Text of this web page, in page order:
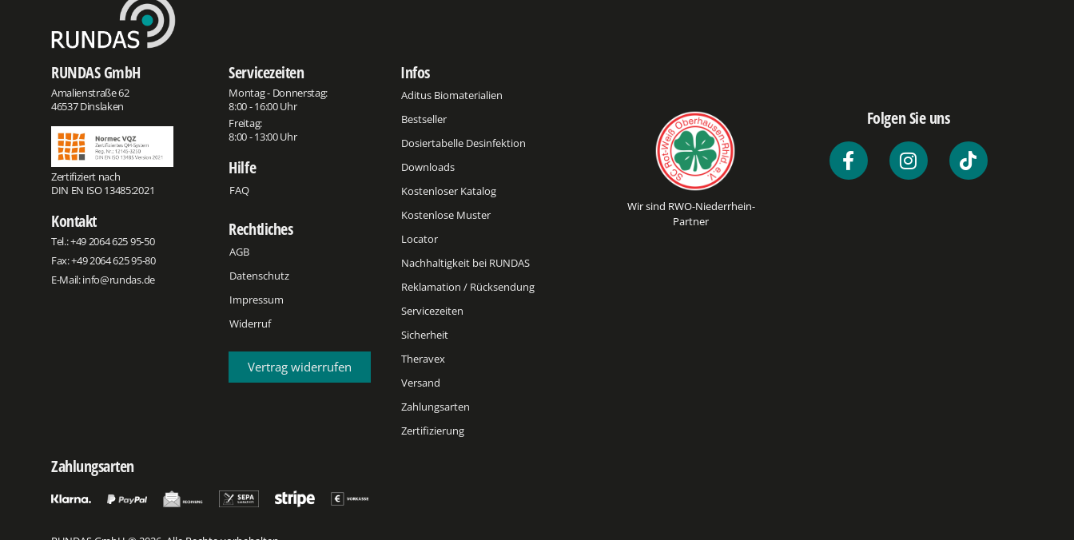
RUNDAS GmbH
Amalienstraße 62
46537 Dinslaken
Zertifiziert nach
DIN EN ISO 13485:2021
Kontakt
Tel.:+49 2064 625 95-50
Fax: +49 2064 625 95-80
E-Mail:info@rundas.de
Servicezeiten
Montag - Donnerstag:
8:00 - 16:00 Uhr
Freitag:
8:00 - 13:00 Uhr
Hilfe
FAQ
Rechtliches
AGB
Datenschutz
Impressum
Widerruf
Vertrag widerrufen
Infos
Aditus Biomaterialien
Bestseller
Dosiertabelle Desinfektion
Downloads
Kostenloser Katalog
Kostenlose Muster
Locator
Nachhaltigkeit bei RUNDAS
Reklamation / Rücksendung
Servicezeiten
Sicherheit
Theravex
Versand
Zahlungsarten
Zertifizierung
Wir sind RWO-Niederrhein-
Partner
Folgen Sie uns
Zahlungsarten